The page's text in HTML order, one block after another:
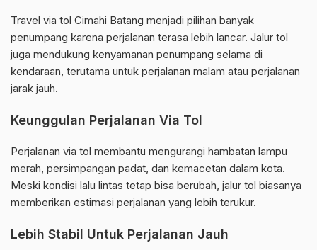
Travel via tol Cimahi Batang menjadi pilihan banyak
penumpang karena perjalanan terasa lebih lancar. Jalur tol
juga mendukung kenyamanan penumpang selama di
kendaraan, terutama untuk perjalanan malam atau perjalanan
jarak jauh.
Keunggulan Perjalanan Via Tol
Perjalanan via tol membantu mengurangi hambatan lampu
merah, persimpangan padat, dan kemacetan dalam kota.
Meski kondisi lalu lintas tetap bisa berubah, jalur tol biasanya
memberikan estimasi perjalanan yang lebih terukur.
Lebih Stabil Untuk Perjalanan Jauh